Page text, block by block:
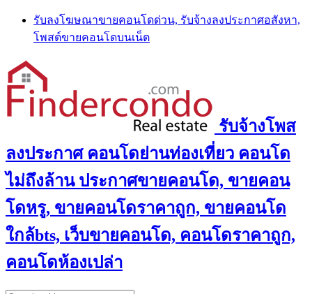
Skip
content
รับลงโฆษณาขายคอนโดด่วน, รับจ้างลงประกาศอสังหา,
โพสต์ขายคอนโดบนเน็ต
รับจ้างโพส
ลงประกาศ คอนโดย่านท่องเที่ยว คอนโด
ไม่ถึงล้าน ประกาศขายคอนโด, ขายคอน
โดหรู, ขายคอนโดราคาถูก, ขายคอนโด
ใกล้bts, เว็บขายคอนโด, คอนโดราคาถูก,
คอนโดห้องเปล่า